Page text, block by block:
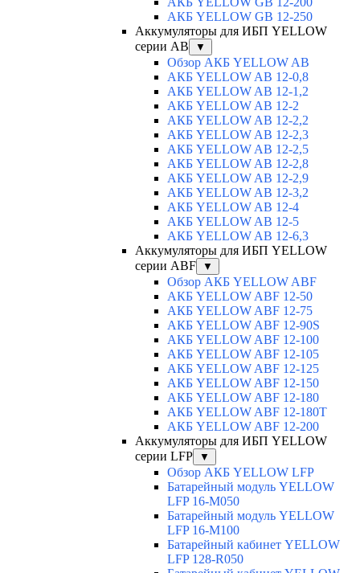
АКБ YELLOW GB 12-250
Аккумуляторы для ИБП YELLOW
серии AB
▼
Обзор АКБ YELLOW AB
АКБ YELLOW AB 12-0,8
АКБ YELLOW AB 12-1,2
АКБ YELLOW AB 12-2
АКБ YELLOW AB 12-2,2
АКБ YELLOW AB 12-2,3
АКБ YELLOW AB 12-2,5
АКБ YELLOW AB 12-2,8
АКБ YELLOW AB 12-2,9
АКБ YELLOW AB 12-3,2
АКБ YELLOW AB 12-4
АКБ YELLOW AB 12-5
АКБ YELLOW AB 12-6,3
Аккумуляторы для ИБП YELLOW
серии ABF
▼
Обзор АКБ YELLOW ABF
АКБ YELLOW ABF 12-50
АКБ YELLOW ABF 12-75
АКБ YELLOW ABF 12-90S
АКБ YELLOW ABF 12-100
АКБ YELLOW ABF 12-105
АКБ YELLOW ABF 12-125
АКБ YELLOW ABF 12-150
АКБ YELLOW ABF 12-180
АКБ YELLOW ABF 12-180Т
АКБ YELLOW ABF 12-200
Аккумуляторы для ИБП YELLOW
серии LFP
▼
Обзор АКБ YELLOW LFP
Батарейный модуль YELLOW
LFP 16-M050
Батарейный модуль YELLOW
LFP 16-M100
Батарейный кабинет YELLOW
LFP 128-R050